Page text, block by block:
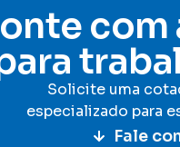
com
Solicite uma
especializado para
Fale